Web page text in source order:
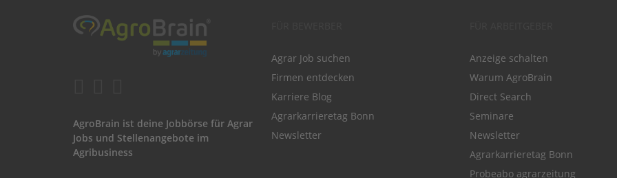
AgroBrain ist deine Jobbörse für Agrar
Jobs und Stellenangebote im
Agribusiness
Agrar Job suchen
Firmen entdecken
Karriere Blog
Agrarkarrieretag Bonn
Newsletter
Anzeige schalten
Warum AgroBrain
Direct Search
Seminare
Newsletter
Agrarkarrieretag Bonn
Probeabo agrarzeitung